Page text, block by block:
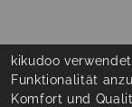
kikudoo
Funktionalität
Komfort und